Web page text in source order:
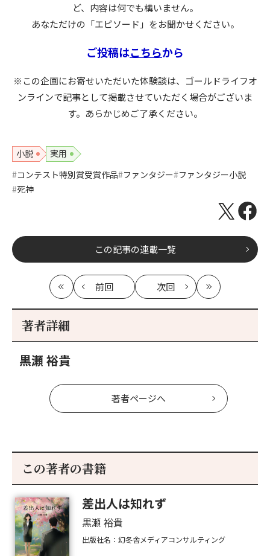
ど、内容は何でも構いません。
あなただけの「エピソード」をお聞かせください。
ご投稿はこちらから
※この企画にお寄せいただいた体験談は、ゴールドライフオ
ンラインで記事として掲載させていただく場合がございま
す。あらかじめご了承ください。
小説
実用
コンテスト特別賞受賞作品 ファンタジー ファンタジー小説
死神
この記事の連載一覧
最
初
前回
記
次回
記
最
新
著者詳細
黒瀬 裕貴
著者ページへ
この著者の書籍
差出人は知れず
黒瀬 裕貴
出版社名：幻冬舎メディアコンサルティング